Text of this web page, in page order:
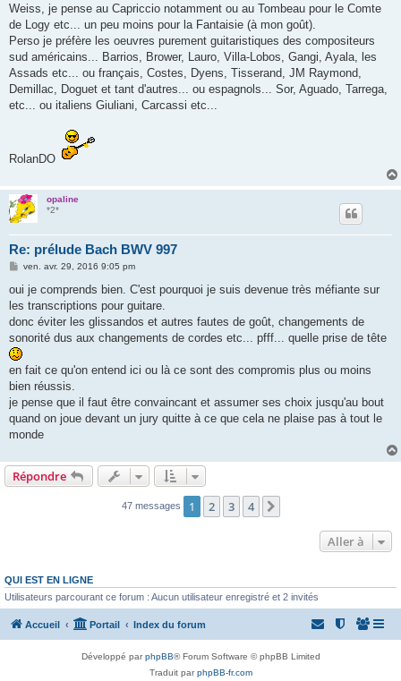
Weiss, je pense au Capriccio notamment ou au Tombeau pour le Comte
de Logy etc... un peu moins pour la Fantaisie (à mon goût).
Perso je préfère les oeuvres purement guitaristiques des compositeurs
sud américains... Barrios, Brower, Lauro, Villa-Lobos, Gangi, Ayala, les
Assads etc... ou français, Costes, Dyens, Tisserand, JM Raymond,
Demillac, Doguet et tant d'autres... ou espagnols... Sor, Aguado, Tarrega,
etc... ou italiens Giuliani, Carcassi etc...
RolanDO
opaline
*2*
Re: prélude Bach BWV 997
M
s
a
g
ven. avr. 29, 2016 9:05 pm
oui je comprends bien. C'est pourquoi je suis devenue très méfiante sur
les transcriptions pour guitare.
donc éviter les glissandos et autres fautes de goût, changements de
sonorité dus aux changements de cordes etc... pfff... quelle prise de tête
en fait ce qu'on entend ici ou là ce sont des compromis plus ou moins
bien réussis.
je pense que il faut être convaincant et assumer ses choix jusqu'au bout
quand on joue devant un jury quitte à ce que cela ne plaise pas à tout le
monde
Répondre
47 messages 1 2 3 4
Aller à
QUI EST EN LIGNE
Utilisateurs parcourant ce forum : Aucun utilisateur enregistré et 2 invités
Accueil Portail Index du forum
Développé parphpBB® Forum Software © phpBB Limited
Traduit parphpBB-fr.com